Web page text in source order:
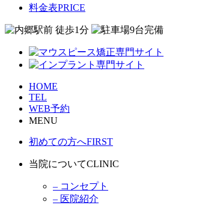
料金表PRICE
HOME
TEL
WEB予約
MENU
初めての方へFIRST
当院についてCLINIC
– コンセプト
– 医院紹介